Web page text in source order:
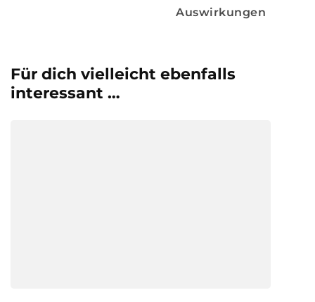
Auswirkungen
Für dich vielleicht ebenfalls
interessant …